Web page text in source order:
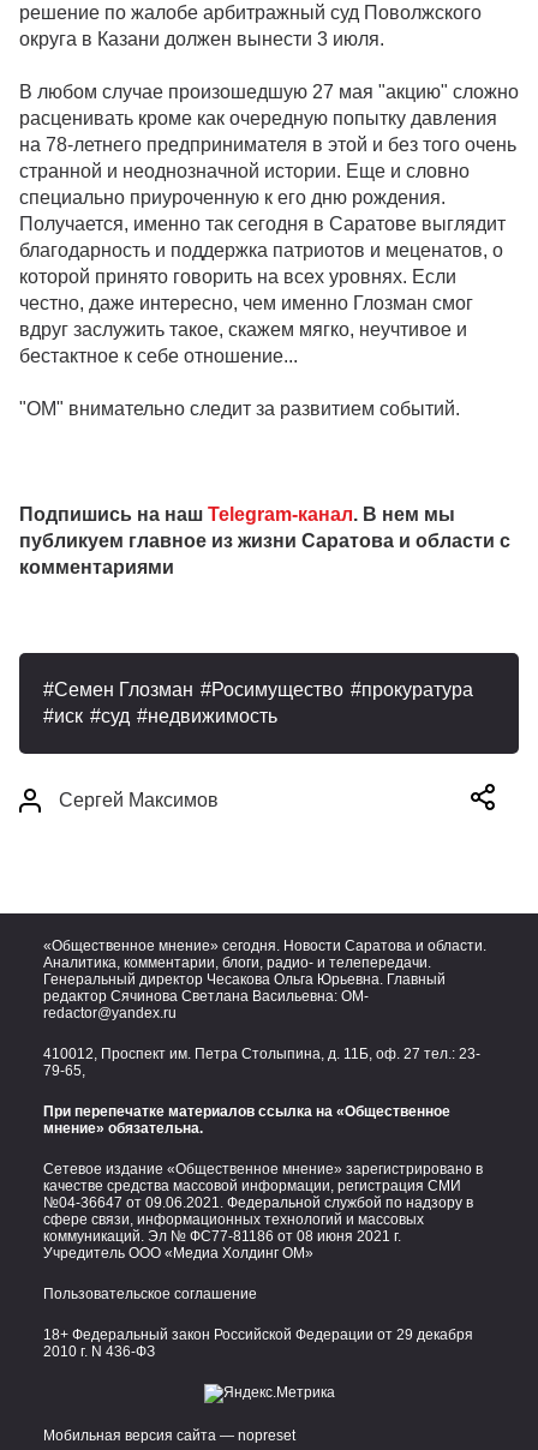
решение по жалобе арбитражный суд Поволжского
округа в Казани должен вынести 3 июля.
В любом случае произошедшую 27 мая "акцию" сложно
расценивать кроме как очередную попытку давления
на 78-летнего предпринимателя в этой и без того очень
странной и неоднозначной истории. Еще и словно
специально приуроченную к его дню рождения.
Получается, именно так сегодня в Саратове выглядит
благодарность и поддержка патриотов и меценатов, о
которой принято говорить на всех уровнях. Если
честно, даже интересно, чем именно Глозман смог
вдруг заслужить такое, скажем мягко, неучтивое и
бестактное к себе отношение...
"ОМ" внимательно следит за развитием событий.
Подпишись на наш Telegram-канал. В нем мы
публикуем главное из жизни Саратова и области с
комментариями
Семен Глозман Росимущество
прокуратура
иск
суд недвижимость
Сергей Максимов
«Общественное мнение» сегодня. Новости Саратова и области.
Аналитика, комментарии, блоги, радио- и телепередачи.
Генеральный директор Чесакова Ольга Юрьевна. Главный
редактор Сячинова Светлана Васильевна: OM-
redactor@yandex.ru
410012, Проспект им. Петра Столыпина, д. 11Б, оф. 27 тел.: 23-
79-65,
При перепечатке материалов ссылка на «Общественное
мнение» обязательна.
Сетевое издание «Общественное мнение» зарегистрировано в
качестве средства массовой информации, регистрация СМИ
№04-36647 от 09.06.2021. Федеральной службой по надзору в
сфере связи, информационных технологий и массовых
коммуникаций. Эл № ФС77-81186 от 08 июня 2021 г.
Учредитель ООО «Медиа Холдинг ОМ»
Пользовательское соглашение
18+ Федеральный закон Российской Федерации от 29 декабря
2010 г. N 436-ФЗ
Мобильная версия сайта — nopreset